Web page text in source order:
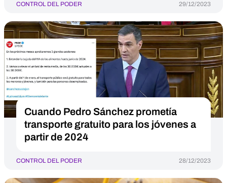
CONTROL DEL PODER 29/12/2023
Cuando Pedro Sánchez prometía
transporte gratuito para los jóvenes a
partir de 2024
CONTROL DEL PODER 28/12/2023